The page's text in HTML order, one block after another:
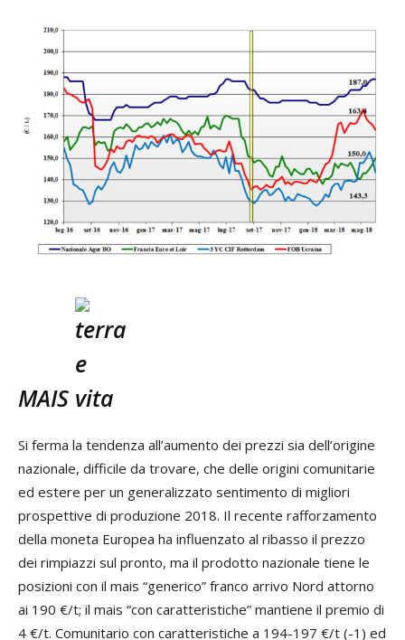
MAIS
Si ferma la tendenza all’aumento dei prezzi sia dell’origine
nazionale, difficile da trovare, che delle origini comunitarie
ed estere per un generalizzato sentimento di migliori
prospettive di produzione 2018. Il recente rafforzamento
della moneta Europea ha influenzato al ribasso il prezzo
dei rimpiazzi sul pronto, ma il prodotto nazionale tiene le
posizioni con il mais “generico” franco arrivo Nord attorno
ai 190 €/t; il mais “con caratteristiche” mantiene il premio di
4 €/t. Comunitario con caratteristiche a 194-197 €/t (-1) ed